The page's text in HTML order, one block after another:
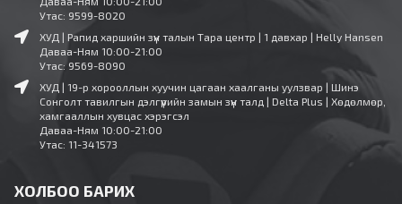
Утас: 9599-8020
ХУД | Рапид харшийн зүүн талын Тара центр | 1 давхар | Helly Hansen
Даваа-Ням 10:00-21:00
Утас: 9569-8090
ХУД | 19-р хорооллын хуучин цагаан хаалганы уулзвар | Шинэ
Сонголт тавилгын дэлгүүрийн замын зүүн талд | Delta Plus | Хөдөлмөр,
хамгааллын хувцас хэрэгсэл
Даваа-Ням 10:00-21:00
Утас: 11-341573
ХОЛБОО БАРИХ